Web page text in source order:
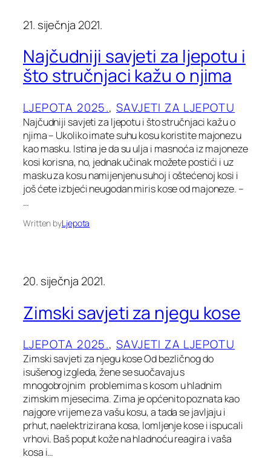
21. siječnja 2021.
Najčudniji savjeti za ljepotu i
što stručnjaci kažu o njima
LJEPOTA 2025., SAVJETI ZA LJEPOTU
Najčudniji savjeti za ljepotu i što stručnjaci kažu o
njima – Ukoliko imate suhu kosu koristite majonezu
kao masku. Istina je da su ulja i masnoća iz majoneze
kosi korisna, no, jednak učinak možete postići i uz
masku za kosu namijenjenu suhoj i oštećenoj kosi i
još ćete izbjeći neugodan miris kose od majoneze. –
…
Written byLjepota
20. siječnja 2021.
Zimski savjeti za njegu kose
LJEPOTA 2025., SAVJETI ZA LJEPOTU
Zimski savjeti za njegu kose Od bezličnog do
isušenog izgleda, žene se suočavaju s
mnogobrojnim problemima s kosom u hladnim
zimskim mjesecima. Zima je općenito poznata kao
najgore vrijeme za vašu kosu, a tada se javljaju i
prhut, naelektrizirana kosa, lomljenje kose i ispucali
vrhovi. Baš poput kože na hladnoću reagira i vaša
kosa i…